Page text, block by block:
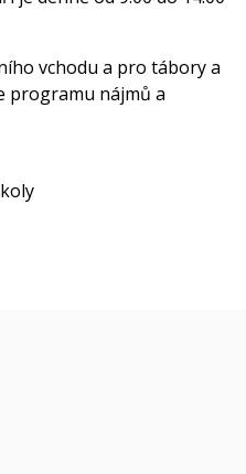
vchodu a pro tábory a
programu nájmů a